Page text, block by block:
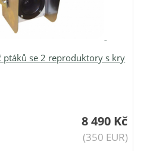
ptáků se 2 reproduktory s kry
8 490 Kč
(350 EUR)